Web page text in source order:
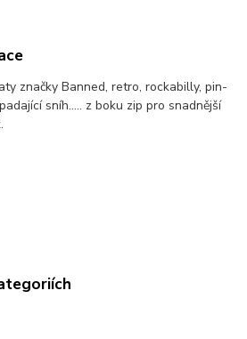
značky Banned, retro, rockabilly, pin-
sníh..... z boku zip pro snadnější